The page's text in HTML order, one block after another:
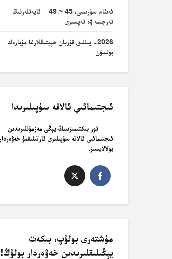
ئەنئام سۈرىسى، 45 ~ 49 – ئايەتلەرنىڭ
تەرجىمە ۋە تەپسىرى
2026- يىللىق قۇربان ھېيتىڭلارغا مۇبارەك
بولسۇن
ئىجتىمائىي ئالاقە سۇپىلىرىدا
تور بىكتىمىزنىىڭ يېڭى مەزمۇنلىرىدىن
ئىجتىمائىي ئالاقە سۇپىلىرى ئارقىلىقمۇ خەۋەردار
بولالايسىز.
مۇشتەرى بولۇپ، بىكەت
يېڭىلىقلىرىدىن خەۋەردار بولۇڭ!